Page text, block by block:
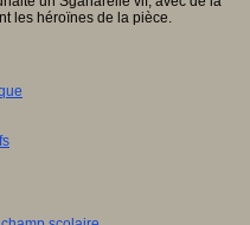
les héroïnes de la pièce.